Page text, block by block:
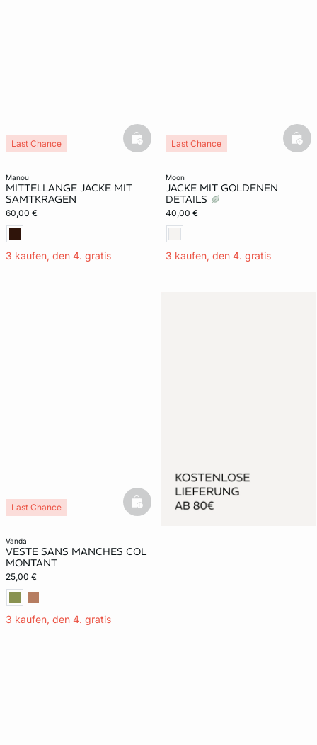
manou
MITTELLANGE JACKE MIT
SAMTKRAGEN
60,00 €
3 kaufen, den 4. gratis
Last Chance basketfull
moon
JACKE MIT GOLDENEN
DETAILS
40,00 €
3 kaufen, den 4. gratis
Last Chance
vanda
VESTE SANS MANCHES COL
MONTANT
25,00 €
3 kaufen, den 4. gratis
Last Chance basketfull